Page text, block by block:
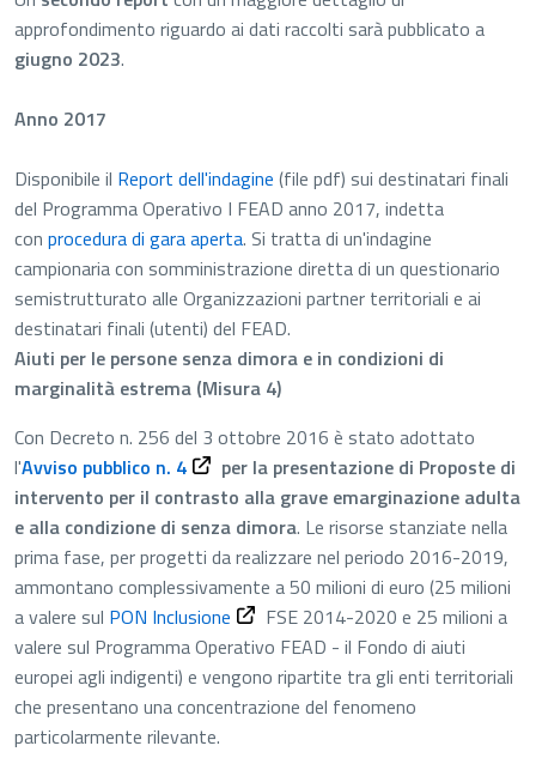
approfondimento riguardo ai dati raccolti sarà pubblicato a
giugno 2023.
Anno 2017
Disponibile il Report dell'indagine (file pdf) sui destinatari finali
del Programma Operativo I FEAD anno 2017, indetta
con procedura di gara aperta. Si tratta di un'indagine
campionaria con somministrazione diretta di un questionario
semistrutturato alle Organizzazioni partner territoriali e ai
destinatari finali (utenti) del FEAD.
Aiuti per le persone senza dimora e in condizioni di
marginalità estrema (Misura 4)
Con Decreto n. 256 del 3 ottobre 2016 è stato adottato
l'Avviso pubblico n. 4vai alla pagina dedicata all'Avviso 4/2016
per la presentazione di Proposte di
intervento per il contrasto alla grave emarginazione adulta
e alla condizione di senza dimora. Le risorse stanziate nella
prima fase, per progetti da realizzare nel periodo 2016-2019,
ammontano complessivamente a 50 milioni di euro (25 milioni
a valere sul PON Inclusione vai al sito del PON Inclusione - Apre
FSE 2014-2020 e 25 milioni a
valere sul Programma Operativo FEAD - il Fondo di aiuti
europei agli indigenti) e vengono ripartite tra gli enti territoriali
che presentano una concentrazione del fenomeno
particolarmente rilevante.